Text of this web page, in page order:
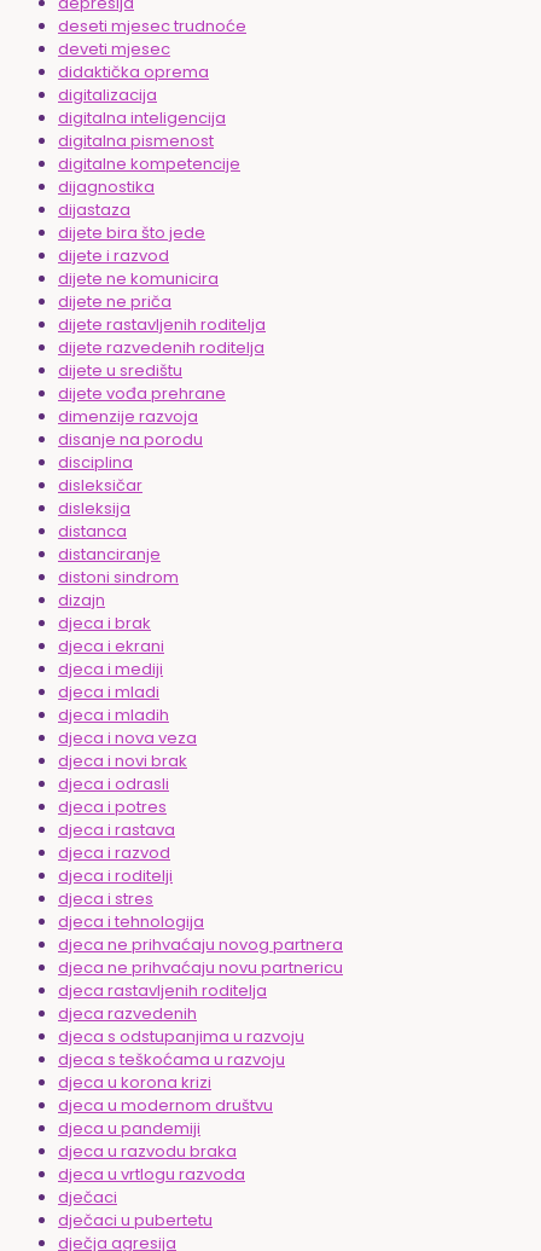
deseti mjesec trudnoće
deveti mjesec
didaktička oprema
digitalizacija
digitalna inteligencija
digitalna pismenost
digitalne kompetencije
dijagnostika
dijastaza
dijete bira što jede
dijete i razvod
dijete ne komunicira
dijete ne priča
dijete rastavljenih roditelja
dijete razvedenih roditelja
dijete u središtu
dijete vođa prehrane
dimenzije razvoja
disanje na porodu
disciplina
disleksičar
disleksija
distanca
distanciranje
distoni sindrom
dizajn
djeca i brak
djeca i ekrani
djeca i mediji
djeca i mladi
djeca i mladih
djeca i nova veza
djeca i novi brak
djeca i odrasli
djeca i potres
djeca i rastava
djeca i razvod
djeca i roditelji
djeca i stres
djeca i tehnologija
djeca ne prihvaćaju novog partnera
djeca ne prihvaćaju novu partnericu
djeca rastavljenih roditelja
djeca razvedenih
djeca s odstupanjima u razvoju
djeca s teškoćama u razvoju
djeca u korona krizi
djeca u modernom društvu
djeca u pandemiji
djeca u razvodu braka
djeca u vrtlogu razvoda
dječaci
dječaci u pubertetu
dječja agresija